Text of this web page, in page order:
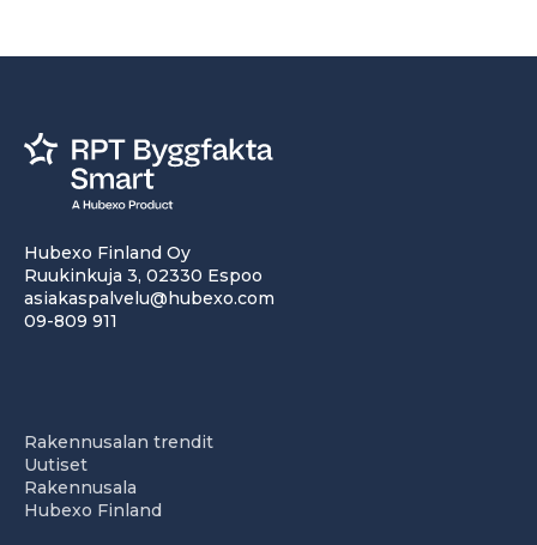
Hubexo Finland Oy
Ruukinkuja 3, 02330 Espoo
asiakaspalvelu@hubexo.com
09-809 911
Rakennusalan trendit
Uutiset
Rakennusala
Hubexo Finland